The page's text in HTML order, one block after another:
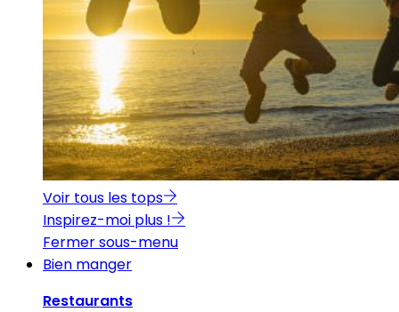
Voir tous les tops
Inspirez-moi plus !
Fermer sous-menu
Bien manger
Restaurants